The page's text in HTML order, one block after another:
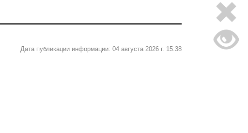
Дата публикации информации: 04 августа 2026 г. 15:38